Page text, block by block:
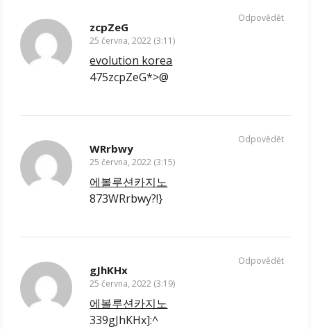
zcpZeG
25 června, 2022 (3:11)
evolution korea
475zcpZeG*>@
Odpovědět
WRrbwy
25 června, 2022 (3:15)
에볼루션카지노
873WRrbwy?!}
Odpovědět
gJhKHx
25 června, 2022 (3:19)
에볼루션카지노
339gJhKHx]:^
Odpovědět